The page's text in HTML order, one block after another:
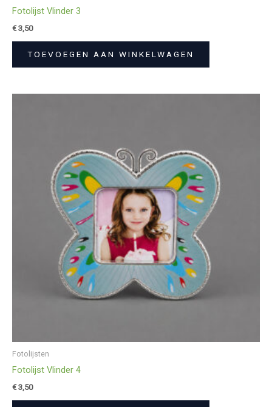
Fotolijst Vlinder 3
€3,50
TOEVOEGEN AAN WINKELWAGEN
Fotolijsten
Fotolijst Vlinder 4
€3,50